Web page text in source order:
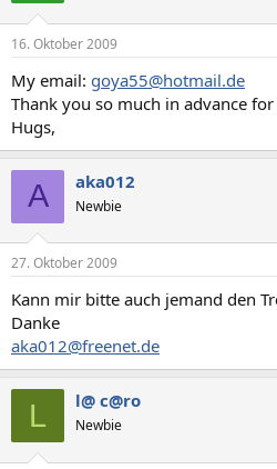
16. Oktober 2009
My email: goya55@hotmail.de
Thank you so much in advance
Hugs,
A aka012
Newbie
27. Oktober 2009
Kann mir bitte auch jemand den
Danke
aka012@freenet.de
L l@ c@ro
Newbie